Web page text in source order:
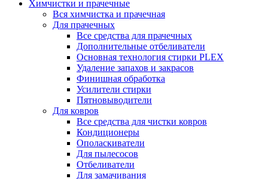
Химчистки и прачечные
Вся химчистка и прачечная
Для прачечных
Все средства для прачечных
Дополнительные отбеливатели
Основная технология стирки PLEX
Удаление запахов и закрасов
Финишная обработка
Усилители стирки
Пятновыводители
Для ковров
Все средства для чистки ковров
Кондиционеры
Ополаскиватели
Для пылесосов
Отбеливатели
Для замачивания